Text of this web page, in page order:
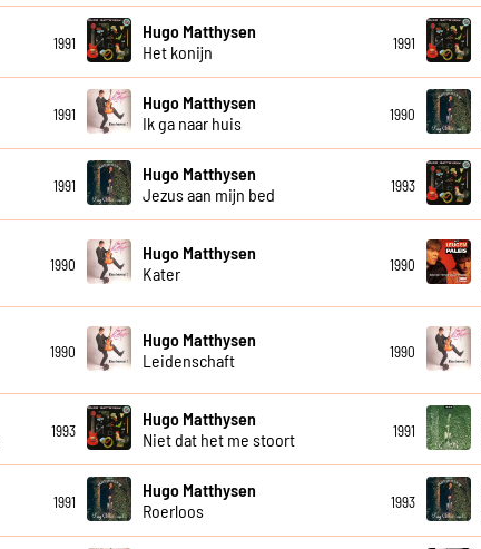
1991
Hugo Matthysen
Het konijn
1991
1991
Hugo Matthysen
Ik ga naar huis
1990
1991
Hugo Matthysen
Jezus aan mijn bed
1993
1990
Hugo Matthysen
Kater
1990
1990
Hugo Matthysen
Leidenschaft
1990
1993
Hugo Matthysen
Niet dat het me stoort
1991
1991
Hugo Matthysen
Roerloos
1993